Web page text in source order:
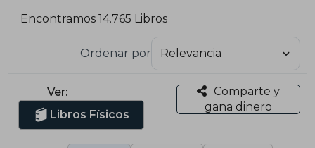
Encontramos 14.765 Libros
Ordenar por
Ver:
Libros Físicos
Comparte y
gana dinero